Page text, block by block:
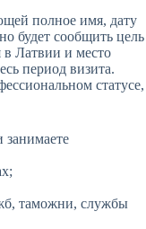
полное имя, дату
будет сообщить цель
в Латвии и место
период визита.
статусе,
таможни, службы